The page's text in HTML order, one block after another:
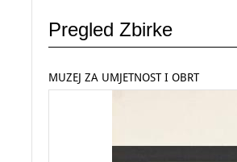
Pregled Zbirke
MUZEJ ZA UMJETNOST I OBRT